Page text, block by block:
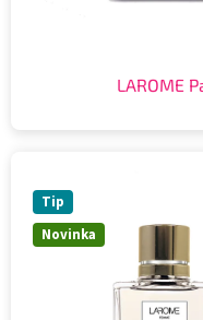
LAROME
Novinka
Tip